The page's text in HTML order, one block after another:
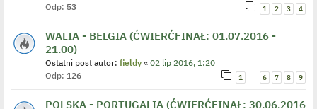
Odp: 53 1 2 3 4
WALIA - BELGIA (ĆWIERĆFINAŁ: 01.07.2016 -
21.00)
Ostatni post autor: fieldy « 02 lip 2016, 1:20
Odp: 126 1 … 6 7 8 9
POLSKA - PORTUGALIA (ĆWIERĆFINAŁ: 30.06.2016